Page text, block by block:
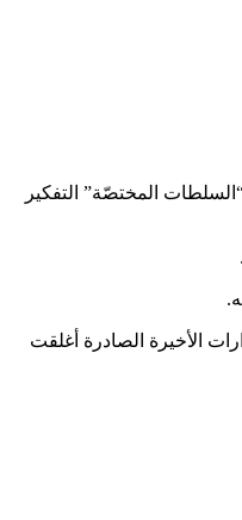
في أن تعيد “السلطات المختصّة” التفكير
وخوض الـ12 جولة المتبقية من الموسم، إلا أن القرارات الأخيرة الصادرة أغلقت